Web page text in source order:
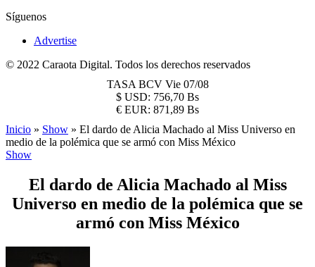
Síguenos
Advertise
© 2022 Caraota Digital. Todos los derechos reservados
TASA BCV Vie 07/08
$ USD: 756,70 Bs
€ EUR: 871,89 Bs
Inicio » Show » El dardo de Alicia Machado al Miss Universo en
medio de la polémica que se armó con Miss México
Show
El dardo de Alicia Machado al Miss
Universo en medio de la polémica que se
armó con Miss México